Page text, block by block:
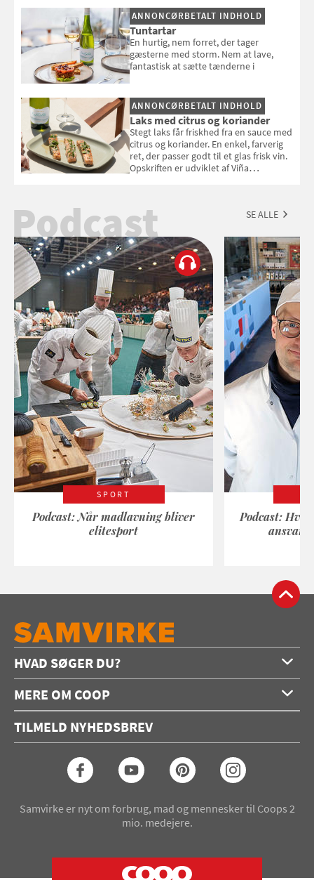
smag" af Jamie Oliver.
ANNONCØRBETALT INDHOLD
Tuntartar
En hurtig, nem forret, der tager
gæsterne med storm. Nem at lave,
fantastisk at sætte tænderne i
ANNONCØRBETALT INDHOLD
Laks med citrus og koriander
Stegt laks får friskhed fra en sauce med
citrus og koriander. En enkel, farverig
ret, der passer godt til et glas frisk vin.
Opskriften er udviklet af Viña
Podcast SE ALLE
SPORT
Podcast: Når madlavning bliver
elitesport
Podcast:
HVAD SØGER DU?
Opskrifter
Konkurrencer
Seneste Samvirke-magasin
MERE OM COOP
Annoncering
Coop medlem
TILMELD NYHEDSBREV
Samvirke er nyt om forbrug, mad og mennesker til Coops 2
mio. medejere.